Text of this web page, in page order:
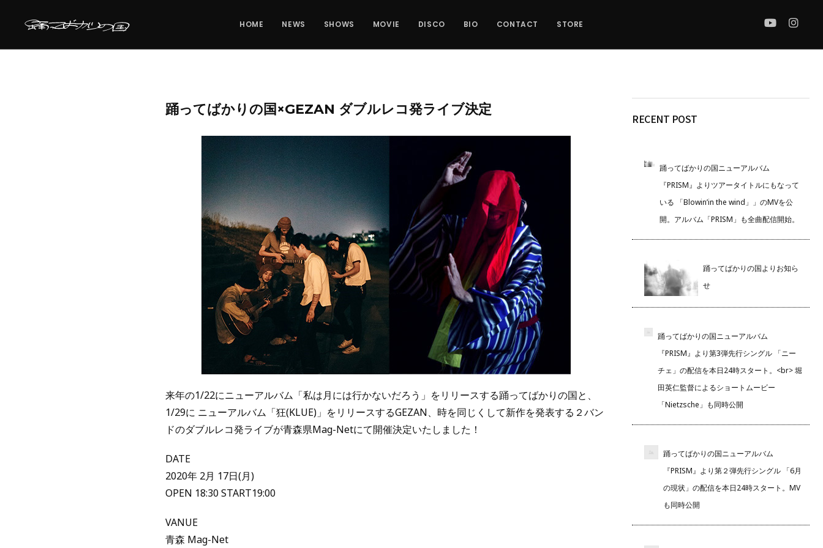
HOME NEWS SHOWS MOVIE DISCO BIO CONTACT STORE
踊ってばかりの国×GEZAN ダブルレコ発ライブ決定
来年の1/22にニューアルバム「私は月には行かないだろう」をリリースする踊ってばかりの国と、
1/29に ニューアルバム「狂(KLUE)」をリリースするGEZAN、時を同じくして新作を発表する２バン
ドのダブルレコ発ライブが青森県Mag-Netにて開催決定いたしました！
DATE
2020年 2月 17日(月)
OPEN 18:30 START19:00
VANUE
青森 Mag-Net
RECENT POST
踊ってばかりの国ニューアルバム
『PRISM』よりツアータイトルにもなって
いる 「Blowin’in the wind」」のMVを公
開。アルバム「PRISM」も全曲配信開始。
踊ってばかりの国よりお知ら
せ
踊ってばかりの国ニューアルバム
『PRISM』より第3弾先行シングル 「ニー
チェ」の配信を本日24時スタート。<br> 堀
田英仁監督によるショートムービー
「Nietzsche」も同時公開
踊ってばかりの国ニューアルバム
『PRISM』より第２弾先行シングル 「6月
の現状」の配信を本日24時スタート。MV
も同時公開